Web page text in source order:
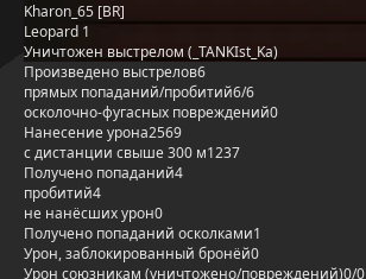
Kharon_65 [BR]
Leopard 1
Уничтожен выстрелом (_TANKIst_Ka)
Произведено выстрелов6
прямых попаданий/пробитий6/6
осколочно-фугасных повреждений0
Нанесение урона2569
с дистанции свыше 300 м1237
Получено попаданий4
пробитий4
не нанёсших урон0
Получено попаданий осколками1
Урон, заблокированный бронёй0
Урон союзникам (уничтожено/повреждений)0/0